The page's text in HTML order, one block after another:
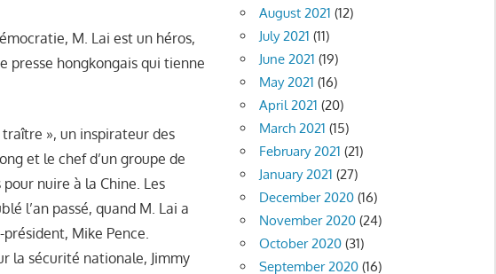
M. Lai est un héros,
presse hongkongais qui tienne
», un inspirateur des
et le chef d’un groupe de
nuire à la Chine. Les
l’an passé, quand M. Lai a
Mike Pence.
la sécurité nationale, Jimmy
August 2021 (12)
July 2021 (11)
June 2021 (19)
May 2021 (16)
April 2021 (20)
March 2021 (15)
February 2021 (21)
January 2021 (27)
December 2020 (16)
November 2020 (24)
October 2020 (31)
September 2020 (16)